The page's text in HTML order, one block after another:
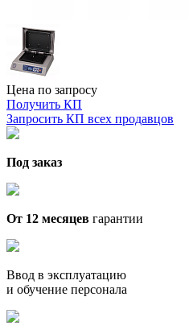
Цена по запросу
Получить КП
Запросить КП всех продавцов
Под заказ
От 12 месяцев гарантии
Ввод в эксплуатацию
и обучение персонала